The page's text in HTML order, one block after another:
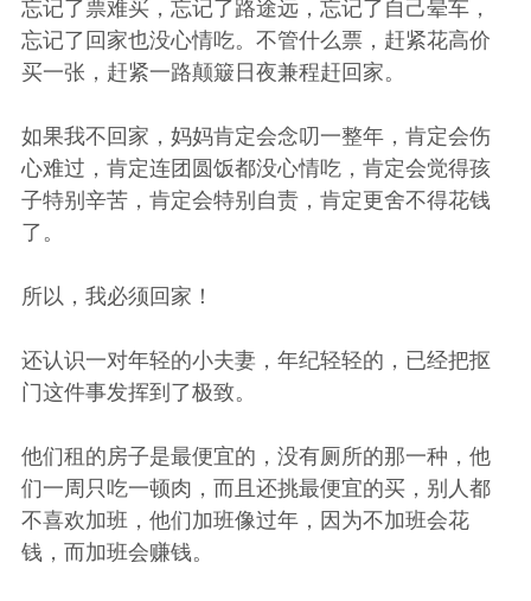
忘记了票难买，忘记了路途远，忘记了自己晕车，
忘记了回家也没心情吃。不管什么票，赶紧花高价
买一张，赶紧一路颠簸日夜兼程赶回家。
如果我不回家，妈妈肯定会念叨一整年，肯定会伤
心难过，肯定连团圆饭都没心情吃，肯定会觉得孩
子特别辛苦，肯定会特别自责，肯定更舍不得花钱
了。
所以，我必须回家！
还认识一对年轻的小夫妻，年纪轻轻的，已经把抠
门这件事发挥到了极致。
他们租的房子是最便宜的，没有厕所的那一种，他
们一周只吃一顿肉，而且还挑最便宜的买，别人都
不喜欢加班，他们加班像过年，因为不加班会花
钱，而加班会赚钱。